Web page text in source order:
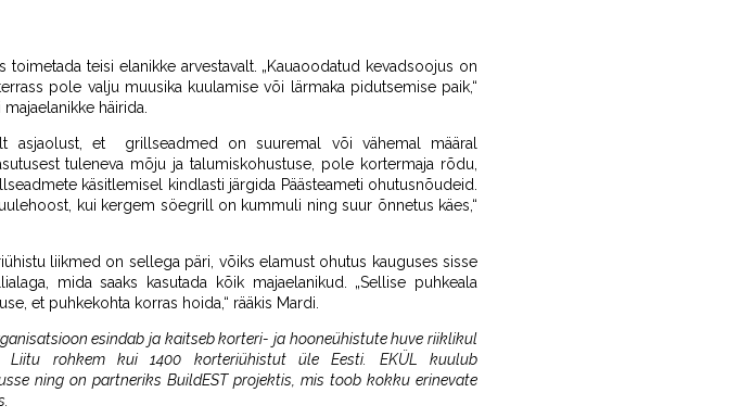
teisi elanikke arvestavalt. „Kauaoodatud kevadsoojus on
pole valju muusika kuulamise või lärmaka pidutsemise paik,“
häirida.
asjaolust, et grillseadmed on suuremal või vähemal määral
tuleneva mõju ja talumiskohustuse, pole kortermaja rõdu,
käsitlemisel kindlasti järgida Päästeameti ohutusnõudeid.
kui kergem söegrill on kummuli ning suur õnnetus käes,“
liikmed on sellega päri, võiks elamust ohutus kauguses sisse
mida saaks kasutada kõik majaelanikud. „Sellise puhkeala
et puhkekohta korras hoida,“ rääkis Mardi.
esindab ja kaitseb korteri- ja hooneühistute huve riiklikul
rohkem kui 1400 korteriühistut üle Eesti. EKÜL kuulub
ning on partneriks BuildEST projektis, mis toob kokku erinevate